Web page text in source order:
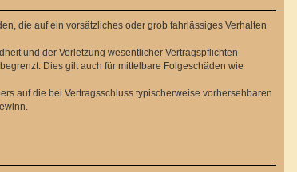
die auf ein vorsätzliches oder grob fahrlässiges Verhalten
und der Verletzung wesentlicher Vertragspflichten
Dies gilt auch für mittelbare Folgeschäden wie
auf die bei Vertragsschluss typischerweise vorhersehbaren